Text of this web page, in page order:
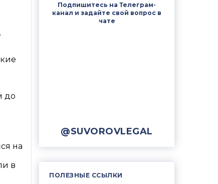
Подпишитесь на Телеграм-
канал и задайте свой вопрос в
чате
@SUVOROVLEGAL
ПОЛЕЗНЫЕ ССЫЛКИ
до
на
в